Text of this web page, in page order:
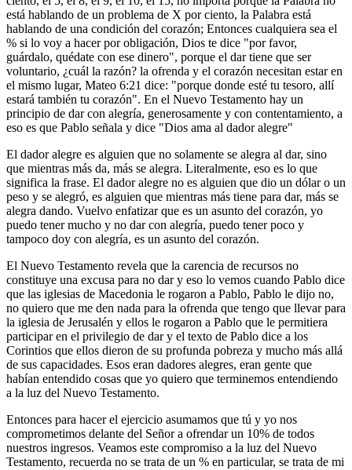
está hablando de un problema de X por ciento, la Palabra está
hablando de una condición del corazón; Entonces cualquiera sea el
% si lo voy a hacer por obligación, Dios te dice "por favor,
guárdalo, quédate con ese dinero", porque el dar tiene que ser
voluntario, ¿cuál la razón? la ofrenda y el corazón necesitan estar en
el mismo lugar, Mateo 6:21 dice: "porque donde esté tu tesoro, allí
estará también tu corazón". En el Nuevo Testamento hay un
principio de dar con alegría, generosamente y con contentamiento, a
eso es que Pablo señala y dice "Dios ama al dador alegre"
El dador alegre es alguien que no solamente se alegra al dar, sino
que mientras más da, más se alegra. Literalmente, eso es lo que
significa la frase. El dador alegre no es alguien que dio un dólar o un
peso y se alegró, es alguien que mientras más tiene para dar, más se
alegra dando. Vuelvo enfatizar que es un asunto del corazón, yo
puedo tener mucho y no dar con alegría, puedo tener poco y
tampoco doy con alegría, es un asunto del corazón.
El Nuevo Testamento revela que la carencia de recursos no
constituye una excusa para no dar y eso lo vemos cuando Pablo dice
que las iglesias de Macedonia le rogaron a Pablo, Pablo le dijo no,
no quiero que me den nada para la ofrenda que tengo que llevar para
la iglesia de Jerusalén y ellos le rogaron a Pablo que le permitiera
participar en el privilegio de dar y el texto de Pablo dice a los
Corintios que ellos dieron de su profunda pobreza y mucho más allá
de sus capacidades. Esos eran dadores alegres, eran gente que
habían entendido cosas que yo quiero que terminemos entendiendo
a la luz del Nuevo Testamento.
Entonces para hacer el ejercicio asumamos que tú y yo nos
comprometimos delante del Señor a ofrendar un 10% de todos
nuestros ingresos. Veamos este compromiso a la luz del Nuevo
Testamento, recuerda no se trata de un % en particular, se trata de mi